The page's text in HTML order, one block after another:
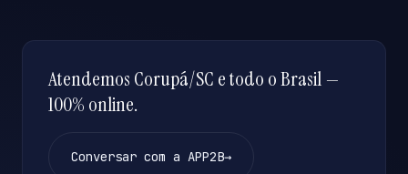
Atendemos Corupá/SC e todo o Brasil —
100% online.
Conversar com a APP2B→